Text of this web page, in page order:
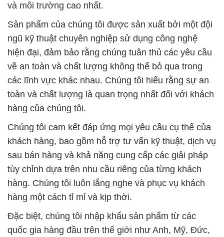
và môi trường cao nhất.
Sản phẩm của chúng tôi được sản xuất bởi một đội
ngũ kỹ thuật chuyên nghiệp sử dụng công nghệ
hiện đại, đảm bảo rằng chúng tuân thủ các yêu cầu
về an toàn và chất lượng không thể bỏ qua trong
các lĩnh vực khác nhau. Chúng tôi hiểu rằng sự an
toàn và chất lượng là quan trọng nhất đối với khách
hàng của chúng tôi.
Chúng tôi cam kết đáp ứng mọi yêu cầu cụ thể của
khách hàng, bao gồm hỗ trợ tư vấn kỹ thuật, dịch vụ
sau bán hàng và khả năng cung cấp các giải pháp
tùy chỉnh dựa trên nhu cầu riêng của từng khách
hàng. Chúng tôi luôn lắng nghe và phục vụ khách
hàng một cách tỉ mỉ và kịp thời.
Đặc biệt, chúng tôi nhập khẩu sản phẩm từ các
quốc gia hàng đầu trên thế giới như Anh, Mỹ, Đức,